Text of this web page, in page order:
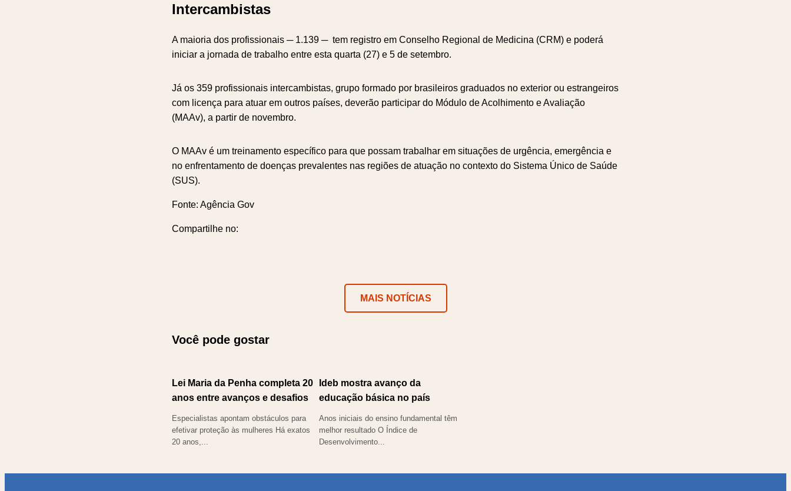
Intercambistas
A maioria dos profissionais ─ 1.139 ─ tem registro em Conselho Regional de Medicina (CRM) e poderá
iniciar a jornada de trabalho entre esta quarta (27) e 5 de setembro.
Já os 359 profissionais intercambistas, grupo formado por brasileiros graduados no exterior ou estrangeiros
com licença para atuar em outros países, deverão participar do Módulo de Acolhimento e Avaliação
(MAAv), a partir de novembro.
O MAAv é um treinamento específico para que possam trabalhar em situações de urgência, emergência e
no enfrentamento de doenças prevalentes nas regiões de atuação no contexto do Sistema Único de Saúde
(SUS).
Fonte: Agência Gov
Compartilhe no:
MAIS NOTÍCIAS
Você pode gostar
Lei Maria da Penha completa 20
anos entre avanços e desafios
Especialistas apontam obstáculos para
efetivar proteção às mulheres Há exatos
20 anos,...
Ideb mostra avanço da
educação básica no país
Anos iniciais do ensino fundamental têm
melhor resultado O Índice de
Desenvolvimento...